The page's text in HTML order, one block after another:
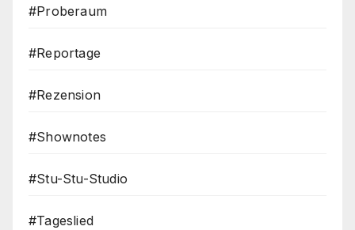
#Proberaum
#Reportage
#Rezension
#Shownotes
#Stu-Stu-Studio
#Tageslied